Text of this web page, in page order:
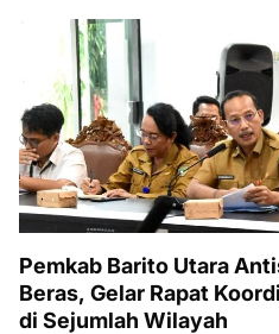
Pemkab Barito Utara
Beras, Gelar Rapat
di Sejumlah Wilayah